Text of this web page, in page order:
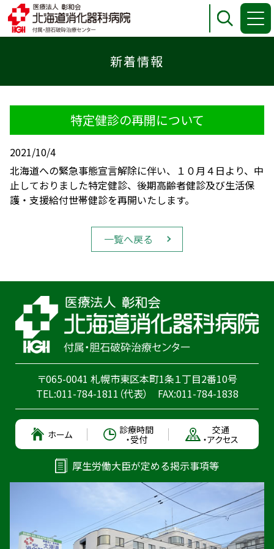
新着情報
臨床研究センターについて
個人情報保護について
特定健診の再開について
2021/10/4
北海道への緊急事態宣言解除に伴い、１０月４日より、中
止しておりました特定健診、後期高齢者健診及び生活保
護・支援給付世帯健診を再開いたします。
一覧へ戻る
〒065-0041 札幌市東区本町1条１丁目2番10号
TEL:011-784-1811 （代表） FAX:011-784-1838
ホーム
診療時間
・受付
交通
・アクセス
厚生労働大臣が定める掲示事項等